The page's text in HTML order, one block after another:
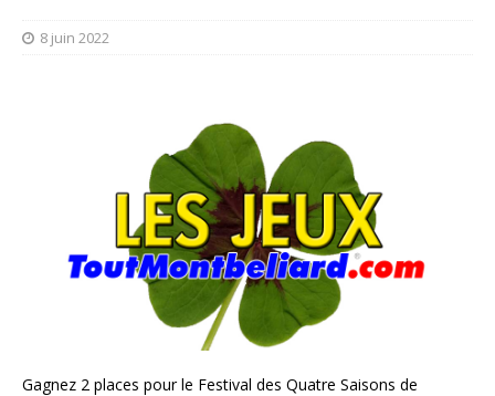
8 juin 2022
Gagnez 2 places pour le Festival des Quatre Saisons de